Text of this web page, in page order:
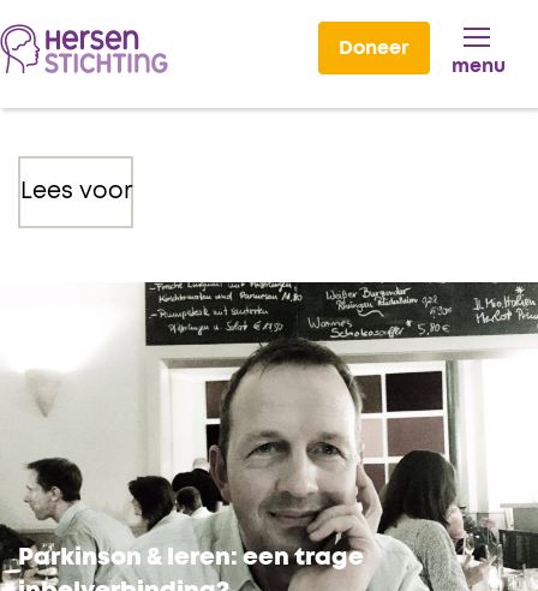
Doneer
menu
Lees voor
Parkinson & leren: een trage